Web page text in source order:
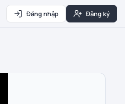
Đăng nhập Đăng ký